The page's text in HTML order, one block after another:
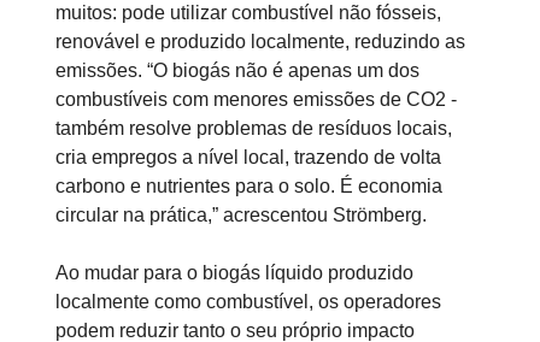
muitos: pode utilizar combustível não fósseis,
renovável e produzido localmente, reduzindo as
emissões. “O biogás não é apenas um dos
combustíveis com menores emissões de CO2 -
também resolve problemas de resíduos locais,
cria empregos a nível local, trazendo de volta
carbono e nutrientes para o solo. É economia
circular na prática,” acrescentou Strömberg.
Ao mudar para o biogás líquido produzido
localmente como combustível, os operadores
podem reduzir tanto o seu próprio impacto